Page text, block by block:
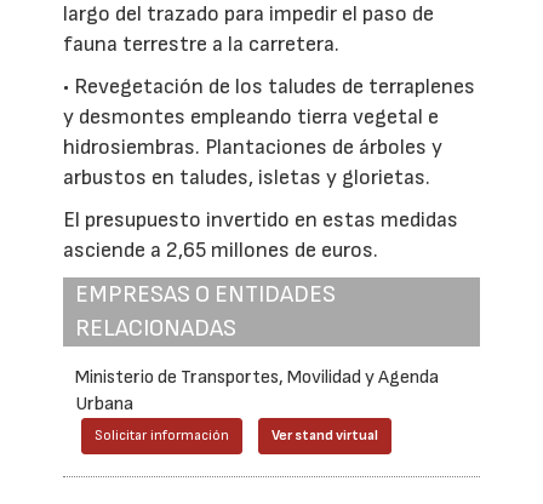
largo del trazado para impedir el paso de
fauna terrestre a la carretera.
• Revegetación de los taludes de terraplenes
y desmontes empleando tierra vegetal e
hidrosiembras. Plantaciones de árboles y
arbustos en taludes, isletas y glorietas.
El presupuesto invertido en estas medidas
asciende a 2,65 millones de euros.
EMPRESAS O ENTIDADES
RELACIONADAS
Ministerio de Transportes, Movilidad y Agenda
Urbana
Solicitar información Ver stand virtual